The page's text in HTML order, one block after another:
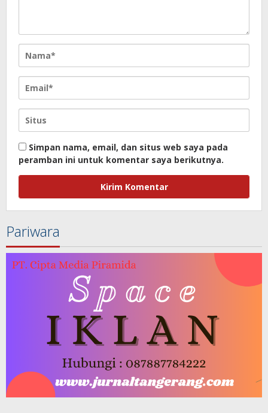
Simpan nama, email, dan situs web saya pada
peramban ini untuk komentar saya berikutnya.
Pariwara